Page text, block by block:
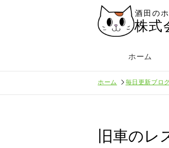
酒田の
株式
ホーム
ホーム 毎日更新ブロ
旧車の